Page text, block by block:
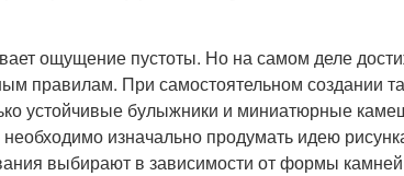
ощущение пустоты. Но на самом деле
правилам. При самостоятельном создании
устойчивые булыжники и миниатюрные
изначально продумать идею
выбирают в зависимости от формы